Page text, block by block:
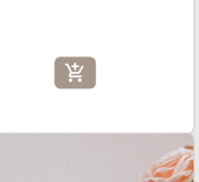
add_shopping_cart